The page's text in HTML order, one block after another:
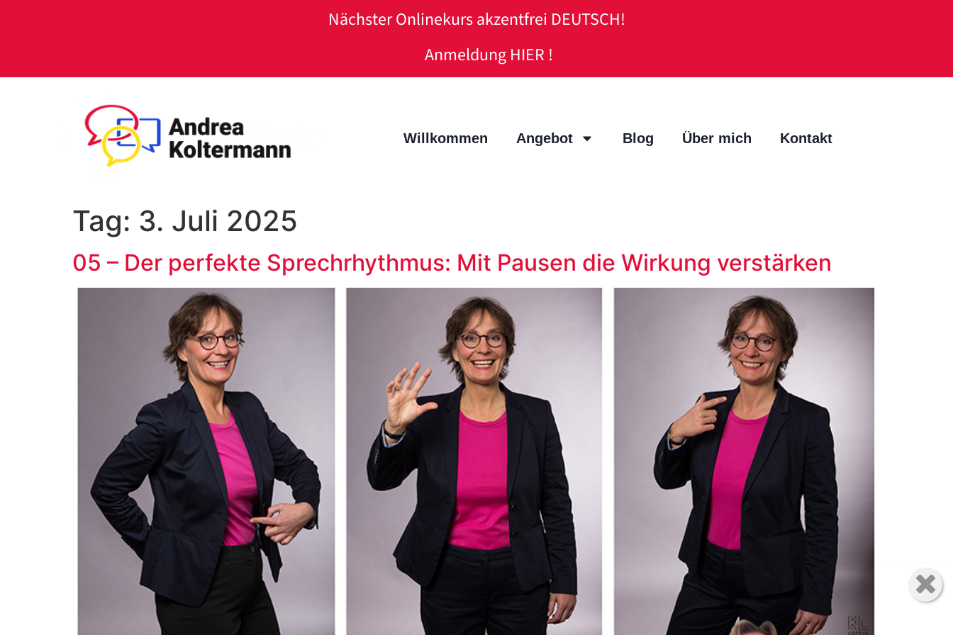
Nächster Onlinekurs akzentfrei DEUTSCH!
Anmeldung HIER !
Willkommen Angebot Blog Über mich Kontakt
Tag: 3. Juli 2025
05 – Der perfekte Sprechrhythmus: Mit Pausen die Wirkung verstärken